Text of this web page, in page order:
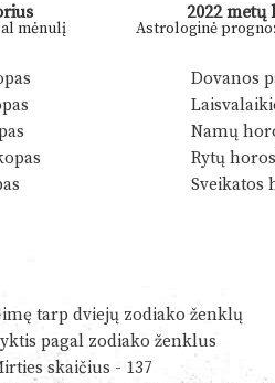
mėnulį
2022
Astrologinė
Dovanos
Namų
Rytų
Sveikatos
tarp dviejų zodiako ženklų
pagal zodiako ženklus
skaičius - 137